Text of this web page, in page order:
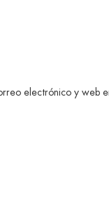
electrónico y web